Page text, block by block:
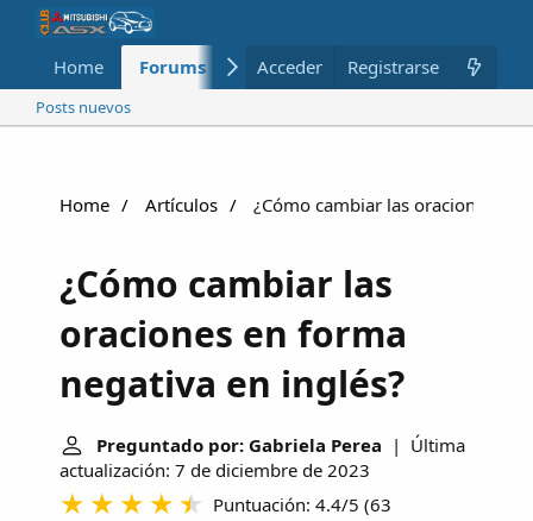
Home Forums Nuevo Miembros
Acceder Registrarse
Posts nuevos
Home Artículos ¿Cómo cambiar las oraciones en
¿Cómo cambiar las
oraciones en forma
negativa en inglés?
Preguntado por: Gabriela Perea | Última
actualización: 7 de diciembre de 2023
Puntuación: 4.4/5 (63